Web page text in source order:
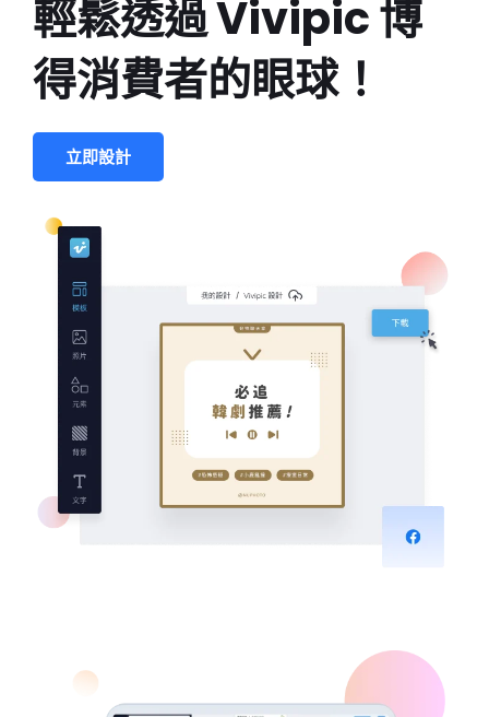
輕鬆透過 Vivipic 博
得消費者的眼球！
立即設計